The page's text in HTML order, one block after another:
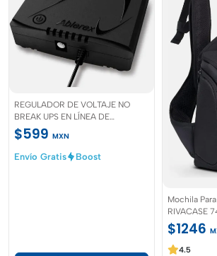
EAN: 4260403577868
🌟 Ideal para estudiantes, trabajadores,
cualquier persona que necesite una mochila
REGULADOR DE VOLTAJE NO
BREAK UPS EN LÍNEA DE
BOLSILLO 9VDC-12VDC
$599 MXN
Envío Gratis
Boost
Mochila
$1246
4.5